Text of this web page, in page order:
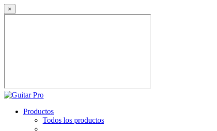
×
Productos
Todos los productos